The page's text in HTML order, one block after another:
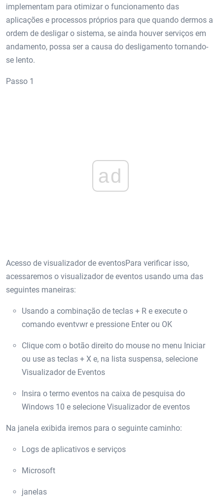
implementam para otimizar o funcionamento das
aplicações e processos próprios para que quando dermos a
ordem de desligar o sistema, se ainda houver serviços em
andamento, possa ser a causa do desligamento tornando-
se lento.
Passo 1
ad
Acesso de visualizador de eventosPara verificar isso,
acessaremos o visualizador de eventos usando uma das
seguintes maneiras:
Usando a combinação de teclas + R e execute o
comando eventvwr e pressione Enter ou OK
Clique com o botão direito do mouse no menu Iniciar
ou use as teclas + X e, na lista suspensa, selecione
Visualizador de Eventos
Insira o termo eventos na caixa de pesquisa do
Windows 10 e selecione Visualizador de eventos
Na janela exibida iremos para o seguinte caminho:
Logs de aplicativos e serviços
Microsoft
janelas